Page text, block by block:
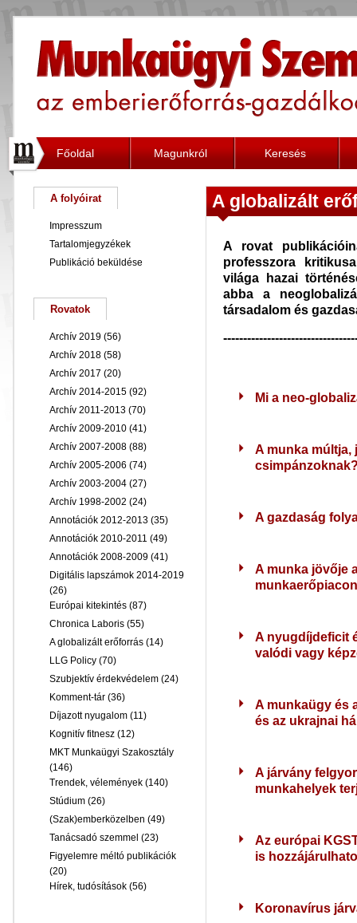
Főoldal Magunkról Keresés
A globalizált
A rovat
professzora
világa hazai
abba a
társadalom és
Mi a neo-
A munka múltja,
A gazdaság
A munka jövője
munkaerőpiacon
A nyugdíjdeficit
valódi vagy
A munkaügy és
és az ukrajnai
A járvány
munkahelyek
Az európai
is
Koronavírus
A folyóirat
Impresszum
Tartalomjegyzékek
Publikáció beküldése
Rovatok
Archív 2019 (56)
Archív 2018 (58)
Archív 2017 (20)
Archív 2014-2015 (92)
Archív 2011-2013 (70)
Archív 2009-2010 (41)
Archív 2007-2008 (88)
Archív 2005-2006 (74)
Archív 2003-2004 (27)
Archív 1998-2002 (24)
Annotációk 2012-2013 (35)
Annotációk 2010-2011 (49)
Annotációk 2008-2009 (41)
Digitális lapszámok 2014-2019
(26)
Európai kitekintés (87)
Chronica Laboris (55)
A globalizált erőforrás (14)
LLG Policy (70)
Szubjektív érdekvédelem (24)
Komment-tár (36)
Díjazott nyugalom (11)
Kognitív fitnesz (12)
MKT Munkaügyi Szakosztály
(146)
Trendek, vélemények (140)
Stúdium (26)
(Szak)emberközelben (49)
Tanácsadó szemmel (23)
Figyelemre méltó publikációk
(20)
Hírek, tudósítások (56)